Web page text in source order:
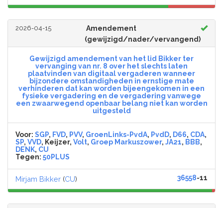
2026-04-15
Amendement
(gewijzigd/nader/vervangend)
Gewijzigd amendement van het lid Bikker ter
vervanging van nr. 8 over het slechts laten
plaatvinden van digitaal vergaderen wanneer
bijzondere omstandigheden in ernstige mate
verhinderen dat kan worden bijeengekomen in een
fysieke vergadering en de vergadering vanwege
een zwaarwegend openbaar belang niet kan worden
uitgesteld
Voor: SGP, FVD, PVV, GroenLinks-PvdA, PvdD, D66, CDA,
SP, VVD, Keijzer, Volt, Groep Markuszower, JA21, BBB,
DENK, CU
Tegen: 50PLUS
Mirjam Bikker (CU) 36558-11